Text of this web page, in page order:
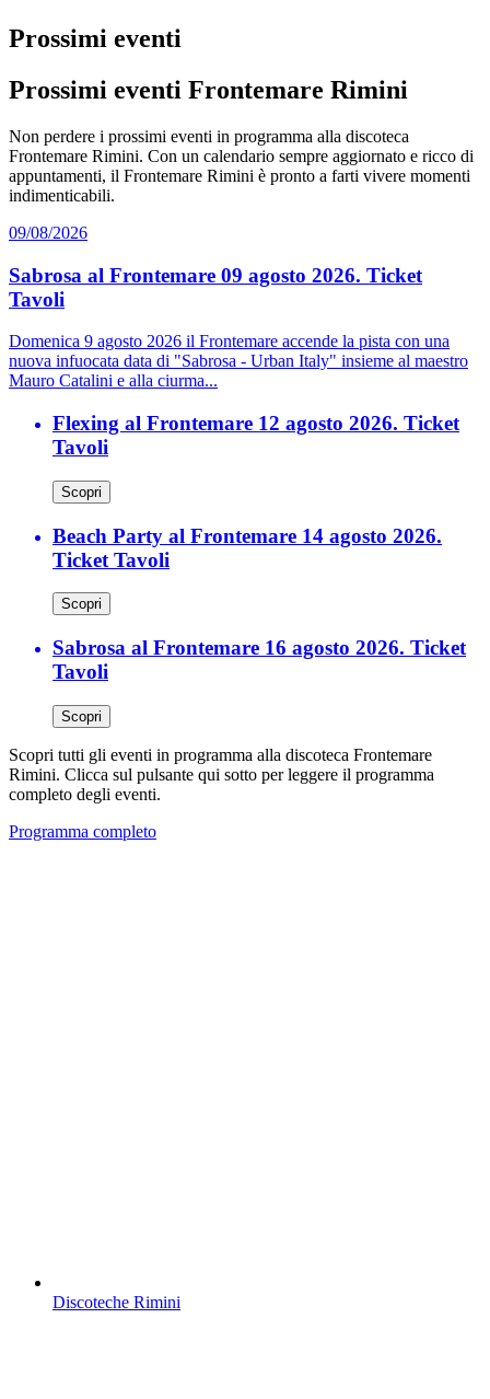
Prossimi eventi
Prossimi eventi Frontemare Rimini
Non perdere i prossimi eventi in programma alla discoteca
Frontemare Rimini. Con un calendario sempre aggiornato e ricco di
appuntamenti, il Frontemare Rimini è pronto a farti vivere momenti
indimenticabili.
09/08/2026
Sabrosa al Frontemare 09 agosto 2026. Ticket
Tavoli
Domenica 9 agosto 2026 il Frontemare accende la pista con una
nuova infuocata data di "Sabrosa - Urban Italy" insieme al maestro
Mauro Catalini e alla ciurma...
Flexing al Frontemare 12 agosto 2026. Ticket
Tavoli
Scopri
Beach Party al Frontemare 14 agosto 2026.
Ticket Tavoli
Scopri
Sabrosa al Frontemare 16 agosto 2026. Ticket
Tavoli
Scopri
Scopri tutti gli eventi in programma alla discoteca Frontemare
Rimini. Clicca sul pulsante qui sotto per leggere il programma
completo degli eventi.
Programma completo
Discoteche Rimini